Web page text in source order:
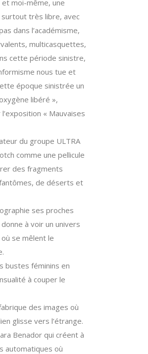
moi-même, une
très libre, avec
dans l’académisme,
multicasquettes,
cette période sinistre,
nous tue et
époque sinistrée un
libéré »,
« Mauvaises
du groupe ULTRA
comme une pellicule
des fragments
de déserts et
ses proches
à voir un univers
se mêlent le
bustes féminins en
à couper le
des images où
glisse vers l’étrange.
Benador qui créent à
automatiques où